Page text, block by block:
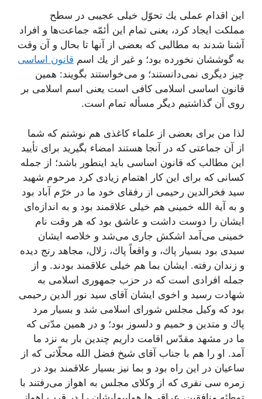
این اقدام عملى یك تحوّل خیلى عجیبى در سطح
مملكت ایجاد كرد، یعنى تمام این أئمّه جماعت‌ها و افراد
آشنا شدند به مطالبى كه بعضى از آنها تا بحال و آن وقت
به گوششان نخورده بود؛ و غیر از یك اسم قانون اساسى
چیز دیگرى نمى‌دانستند؛ و مى‌خواستند بگویند: همین
قانون اساسى اسلامى كافى است یعنى اسم اسلامى بر
روى آن گذاشتیم دیگر مسأله تمام است.
لذا من براى بعضى از علماء كاغذى هم نوشتم كه شما
از آن جماعتى كه در آنجا هستند امضاء بگیرید براى تأیید
این مطالب كه قانون اساسى باید اینطور باشد؛ از جمله
كسانى كه براى این كار اهتمام زیادى كرد مرحوم شهید
سید فخرالدین رحیمى از رفقاى خود ما در خرّم آباد بود
و به آیة الله خمینى هم خیلى علاقمند بود و به اندازه‌اى
ایشان را دوست داشت و عاشق بود كه هر وقت نام
خمینى مى‌آمد اشكش جارى مى‌شد و خلاصه ایشان
سیدى بود بسیار پاك، و واقعاً پاك، زلال، مجاهد رنج دیده
و زندان رفته. ایشان بما هم خیلى علاقمند بودند. و از
جمله افرادى است كه در حزب جمهورى اسلامى به
شهادت رسید و اخوى ایشان آقاى سید نور الدین رحیمى
بود كه وكیل مجلس شوراى اسلامى شد و بسیار مرد
پاك و متدین و حمیم و دلسوز بود؛ و در همین مدّتى كه
ما در مشهد مقدّس اقامت داریم چندین بار به نزد ما
آمد. او را هم با جناب آقاى شیخ فضل الله محلّاتى كه از
ساعیان در این راه بود و بما نیز بسیار علاقمند بود در
زمره سى نفرى كه از وكلاى مجلس به اهواز مى‌رفتند با